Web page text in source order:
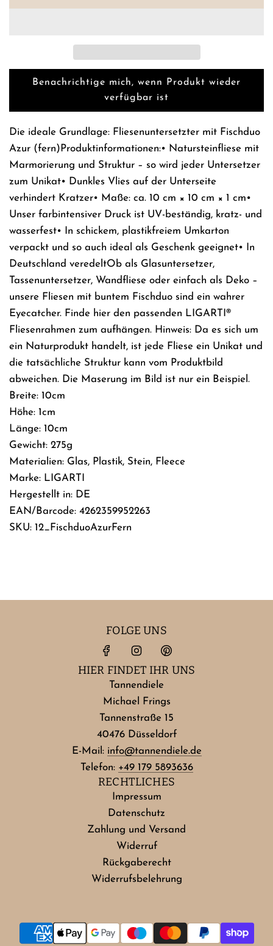
e
n
.
Benachrichtige mich, wenn Produkt wieder
verfügbar ist
Die ideale Grundlage: Fliesenuntersetzter mit Fischduo
Azur (fern)Produktinformationen:• Natursteinfliese mit
Marmorierung und Struktur – so wird jeder Untersetzer
zum Unikat• Dunkles Vlies auf der Unterseite
verhindert Kratzer• Maße: ca. 10 cm × 10 cm × 1 cm•
Unser farbintensiver Druck ist UV-beständig, kratz- und
wasserfest• In schickem, plastikfreiem Umkarton
verpackt und so auch ideal als Geschenk geeignet• In
Deutschland veredeltOb als Glasuntersetzer,
Tassenuntersetzer, Wandfliese oder einfach als Deko –
unsere Fliesen mit buntem Fischduo sind ein wahrer
Eyecatcher. Finde hier den passenden LIGARTI®
Fliesenrahmen zum aufhängen. Hinweis: Da es sich um
ein Naturprodukt handelt, ist jede Fliese ein Unikat und
die tatsächliche Struktur kann vom Produktbild
abweichen. Die Maserung im Bild ist nur ein Beispiel.
Breite: 10cm
Höhe: 1cm
Länge: 10cm
Gewicht: 275g
Materialien: Glas, Plastik, Stein, Fleece
Marke: LIGARTI
Hergestellt in: DE
EAN/Barcode: 4262359952263
SKU: 12_FischduoAzurFern
FOLGE UNS
HIER FINDET IHR UNS
Tannendiele
Michael Frings
Tannenstraße 15
40476 Düsseldorf
E-Mail: info@tannendiele.de
Telefon: +49 179 5893636
RECHTLICHES
Impressum
Datenschutz
Zahlung und Versand
Widerruf
Rückgaberecht
Widerrufsbelehrung